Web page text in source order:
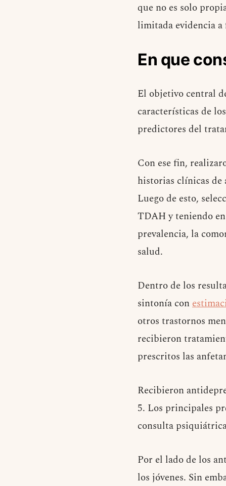
que no es solo
limitada evidencia a
En que
El objetivo central
características de
predictores del
Con ese fin,
historias clínicas de
Luego de esto,
TDAH y teniendo
prevalencia, la
salud.
Dentro de los
sintonía con
otros trastornos
recibieron
prescritos las
Recibieron
5. Los principales
consulta
Por el lado de los
los jóvenes. Sin